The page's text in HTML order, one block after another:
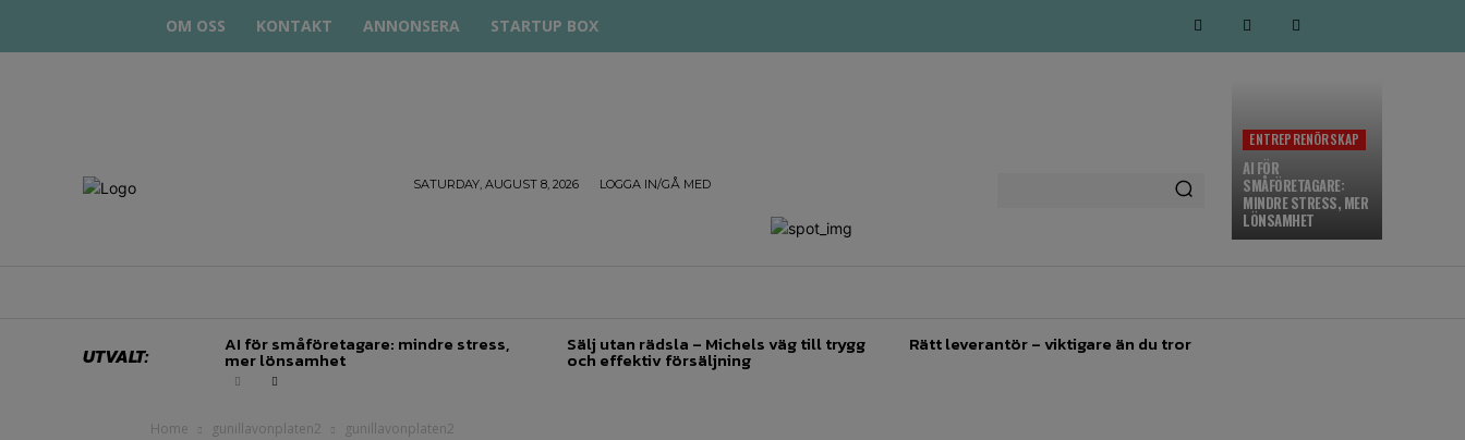
OM OSS KONTAKT ANNONSERA STARTUP BOX
SATURDAY, AUGUST 8, 2026 LOGGA IN/GÅ MED
ENTREPRENÖRSKAP
AI FÖR
SMÅFÖRETAGARE:
MINDRE STRESS, MER
LÖNSAMHET
UTVALT: AI för småföretagare: mindre stress,
mer lönsamhet
Sälj utan rädsla – Michels väg till trygg
och effektiv försäljning
Rätt leverantör – viktigare än du tror
Home gunillavonplaten2 gunillavonplaten2